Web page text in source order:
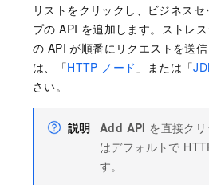
リストをクリックし、ビジネス
プの API を追加します。ストレ
の API が順番にリクエストを送
は、「HTTP ノード 」または「
さい。
説明 Add API を直接ク
はデフォルトで
す。